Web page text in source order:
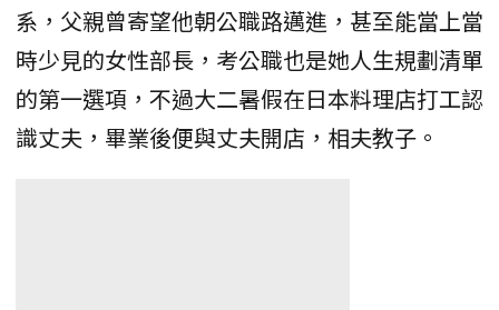
系，父親曾寄望他朝公職路邁進，甚至能當上當
時少見的女性部長，考公職也是她人生規劃清單
的第一選項，不過大二暑假在日本料理店打工認
識丈夫，畢業後便與丈夫開店，相夫教子。